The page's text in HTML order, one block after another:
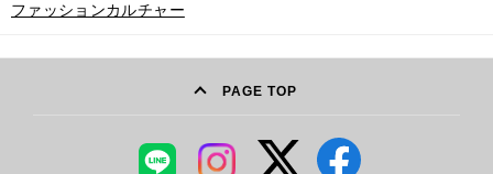
ファッションカルチャー
PAGE TOP